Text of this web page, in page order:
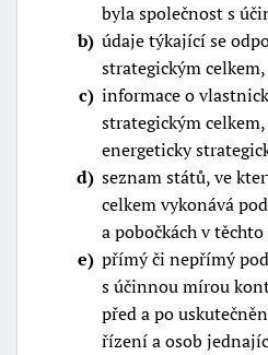
byla společnost s
b údaje týkající se
strategickým celkem,
c informace o
strategickým
energeticky
d seznam států, ve
celkem vykonává
a pobočkách v
e přímý či nepřímý
s účinnou mírou
před a po
řízení a osob